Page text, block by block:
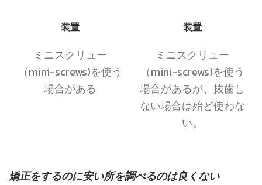
装置
ミニスクリュー
（mini-screws)を使う
場合がある
装置
ミニスクリュー
（mini-screws)を使う
場合があるが、抜歯し
ない場合は殆ど使わな
い。
矯正をするのに安い所を調べるのは良くない